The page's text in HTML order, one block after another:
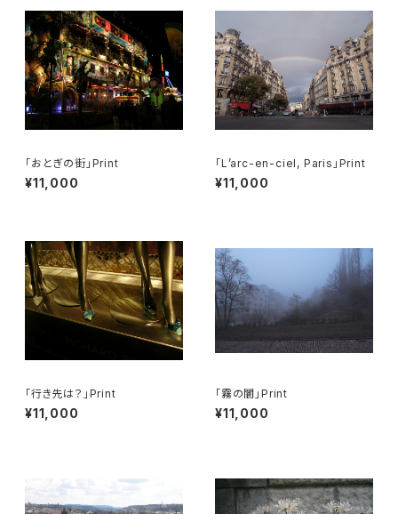
「おとぎの街」Print
¥11,000
「L’arc-en-ciel, Paris」Print
¥11,000
「行き先は？」Print
¥11,000
「霧の闇」Print
¥11,000